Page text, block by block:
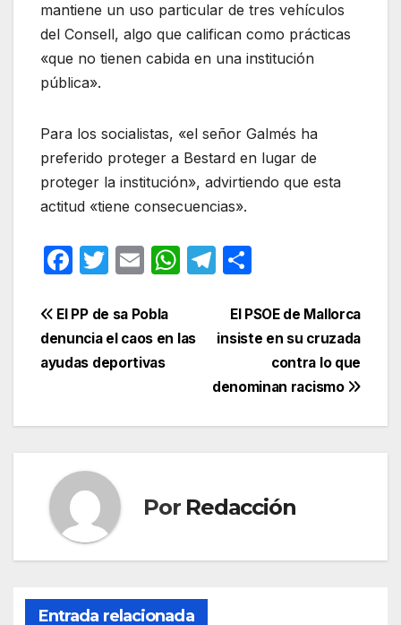
mantiene un uso particular de tres vehículos
del Consell, algo que califican como prácticas
«que no tienen cabida en una institución
pública».
Para los socialistas, «el señor Galmés ha
preferido proteger a Bestard en lugar de
proteger la institución», advirtiendo que esta
actitud «tiene consecuencias».
F
c
e
b
o
T
itt
er
E
ail
W
s
p
T
e
gr
a
m
m
p
ar
tir
Navegación
de
El PSOE de Mallorca
insiste en su cruzada
contra lo que
denominan racismo
El PP de sa Pobla
denuncia el caos en las
ayudas deportivas
Por Redacción
Entrada relacionada